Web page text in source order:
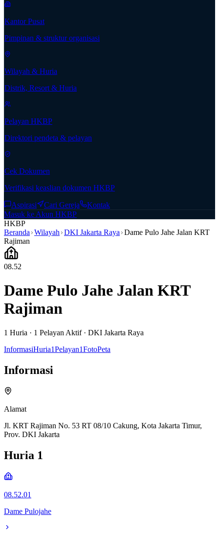
Kantor Pusat
Pimpinan & struktur organisasi
Wilayah & Huria
Distrik, Resort & Huria
Pelayan HKBP
Direktori pendeta & pelayan
Cek Dokumen
Verifikasi keaslian dokumen HKBP
Aspirasi Cari Gereja
Kontak
Masuk ke Akun HKBP
HKBP
Beranda Wilayah DKI Jakarta Raya Dame Pulo Jahe Jalan KRT
Rajiman
08.52
Dame Pulo Jahe Jalan KRT
Rajiman
1 Huria · 1 Pelayan Aktif· DKI Jakarta Raya
InformasiHuria1Pelayan1FotoPeta
Informasi
Alamat
Jl. KRT Rajiman No. 53 RT 08/10 Cakung, Kota Jakarta Timur,
Prov. DKI Jakarta
Huria 1
08.52.01
Dame Pulojahe